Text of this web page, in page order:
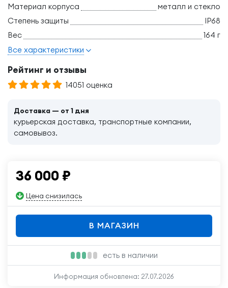
Материал корпуса
металл и стекло
Степень защиты
IP68
Вес
164 г
Все характеристики
Рейтинг и отзывы
14051 оценка
Доставка — от 1 дня
курьерская доставка, транспортные компании,
самовывоз.
36 000 ₽
Цена снизилась
В МАГАЗИН
есть в наличии
Информация обновлена: 27.07.2026